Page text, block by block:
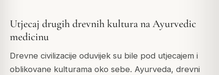
Utjecaj drugih drevnih kultura na Ayurvedic
medicinu
Drevne civilizacije oduvijek su bile pod utjecajem i
oblikovane kulturama oko sebe. Ayurveda, drevni